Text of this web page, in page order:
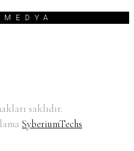
saklıdır.
SyberiumTechs